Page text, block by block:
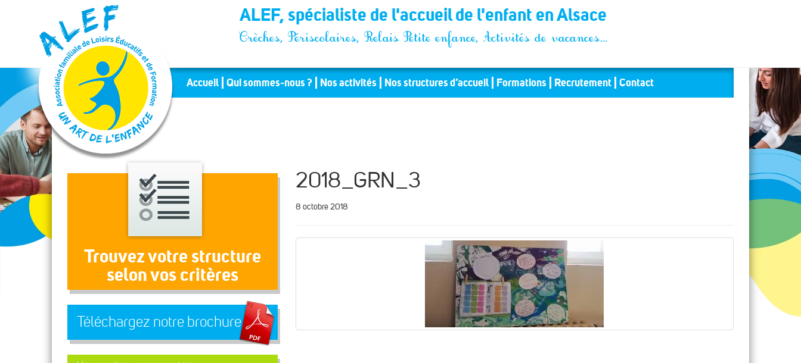
Panneau de gestion des cookies ALEF, spécialiste de l'accueil de l'enfant en Alsace
Crèches, Périscolaires, Relais Petite enfance, Activités de vacances…
Accueil Qui sommes-nous ? Nos activités Nos structures d’accueil Formations Recrutement Contact
Trouvez votre structure
selon vos critères
Téléchargez notre brochure
2018_GRN_3
8 octobre 2018